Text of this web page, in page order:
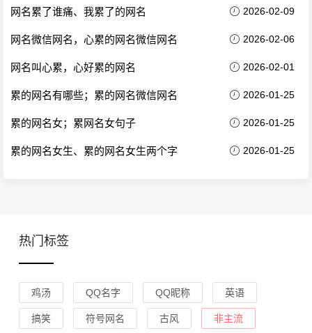
网名累了谁痛、我累了的网名 2026-02-09
网名微信网名，心累的网名微信网名 2026-02-06
网名叫心累，心好累的网名 2026-02-01
累的网名有哪些；累的网名微信网名 2026-01-25
累的网名女；累网名女句子 2026-01-25
累的网名女生、累的网名女生两个字 2026-01-25
热门标签
鸡汤 QQ名字 QQ昵称 英语
搞笑 符号网名 古风 非主流